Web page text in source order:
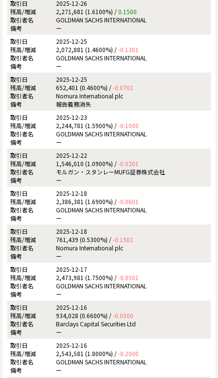
2025-12-26
2,271,681 (1.6100%) /0.1500
GOLDMAN SACHS INTERNATIONAL
ー
2025-12-25
2,072,881 (1.4600%) /-0.1301
GOLDMAN SACHS INTERNATIONAL
ー
2025-12-25
652,401 (0.4600%) /-0.0701
Nomura International plc
報告義務消失
2025-12-23
2,244,781 (1.5900%) /-0.1000
GOLDMAN SACHS INTERNATIONAL
ー
2025-12-22
1,546,010 (1.0900%) /-0.0201
モルガン・スタンレーMUFG証券株式会社
ー
2025-12-18
2,386,381 (1.6900%) /-0.0601
GOLDMAN SACHS INTERNATIONAL
ー
2025-12-18
761,439 (0.5300%) /-0.1501
Nomura International plc
ー
2025-12-17
2,473,981 (1.7500%) /-0.0501
GOLDMAN SACHS INTERNATIONAL
ー
2025-12-16
934,028 (0.6600%) /-0.0500
Barclays Capital Securities Ltd
ー
2025-12-16
2,543,581 (1.8000%) /-0.2000
GOLDMAN SACHS INTERNATIONAL
ー